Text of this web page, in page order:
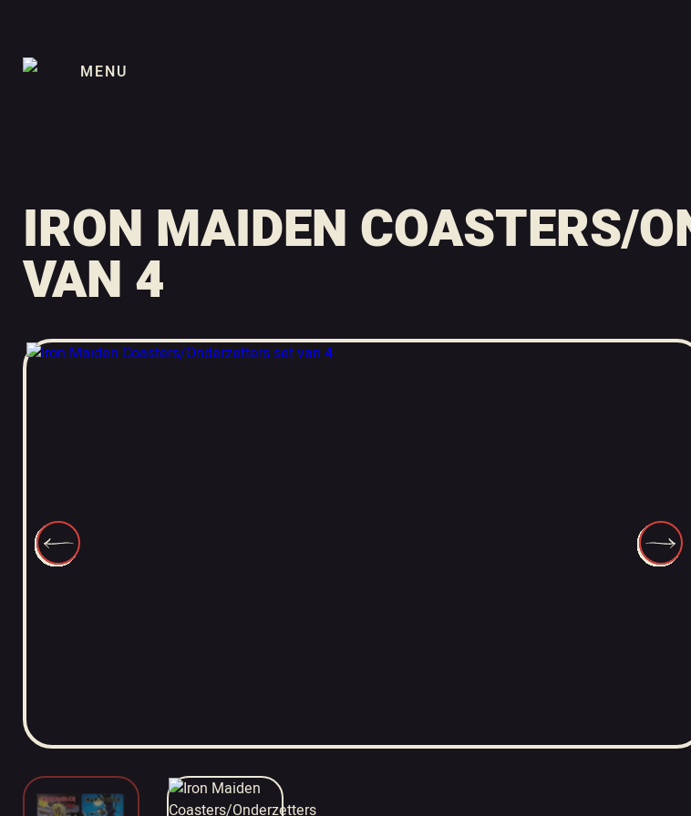
MENU
IRON MAIDEN COASTERS/
VAN 4